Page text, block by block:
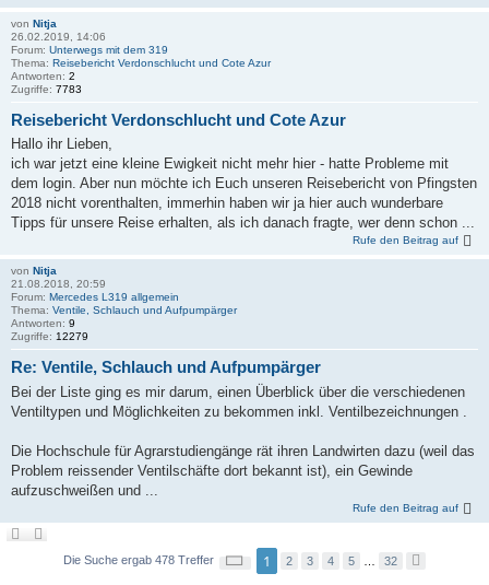
von Nitja
26.02.2019, 14:06
Forum: Unterwegs mit dem 319
Thema: Reisebericht Verdonschlucht und Cote Azur
Antworten: 2
Zugriffe: 7783
Reisebericht Verdonschlucht und Cote Azur
Hallo ihr Lieben,
ich war jetzt eine kleine Ewigkeit nicht mehr hier - hatte Probleme mit
dem login. Aber nun möchte ich Euch unseren Reisebericht von Pfingsten
2018 nicht vorenthalten, immerhin haben wir ja hier auch wunderbare
Tipps für unsere Reise erhalten, als ich danach fragte, wer denn schon ...
Rufe den Beitrag auf
von Nitja
21.08.2018, 20:59
Forum: Mercedes L319 allgemein
Thema: Ventile, Schlauch und Aufpumpärger
Antworten: 9
Zugriffe: 12279
Re: Ventile, Schlauch und Aufpumpärger
Bei der Liste ging es mir darum, einen Überblick über die verschiedenen
Ventiltypen und Möglichkeiten zu bekommen inkl. Ventilbezeichnungen .
Die Hochschule für Agrarstudiengänge rät ihren Landwirten dazu (weil das
Problem reissender Ventilschäfte dort bekannt ist), ein Gewinde
aufzuschweißen und ...
Rufe den Beitrag auf
Die Suche ergab 478 Treffer 1 2 3 4 5 32